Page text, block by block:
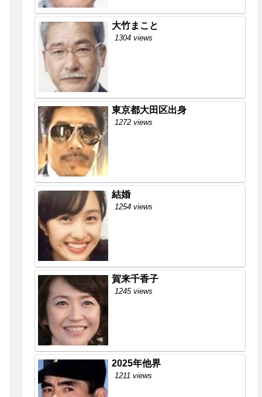
大竹まこと
1304 views
東京都大田区出身
1272 views
結婚
1254 views
賀来千香子
1245 views
2025年他界
1211 views